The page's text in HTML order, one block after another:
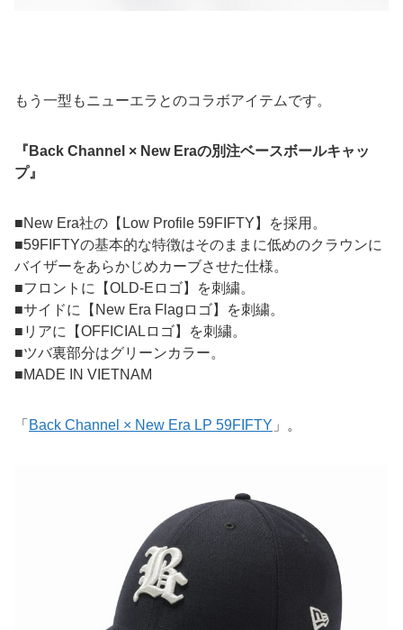
もう一型もニューエラとのコラボアイテムです。
『Back Channel × New Eraの別注ベースボールキャッ
プ』
■New Era社の【Low Profile 59FIFTY】を採用。
■59FIFTYの基本的な特徴はそのままに低めのクラウンに
バイザーをあらかじめカーブさせた仕様。
■フロントに【OLD-Eロゴ】を刺繍。
■サイドに【New Era Flagロゴ】を刺繍。
■リアに【OFFICIALロゴ】を刺繍。
■ツバ裏部分はグリーンカラー。
■MADE IN VIETNAM
「 Back Channel × New Era LP 59FIFTY 」。